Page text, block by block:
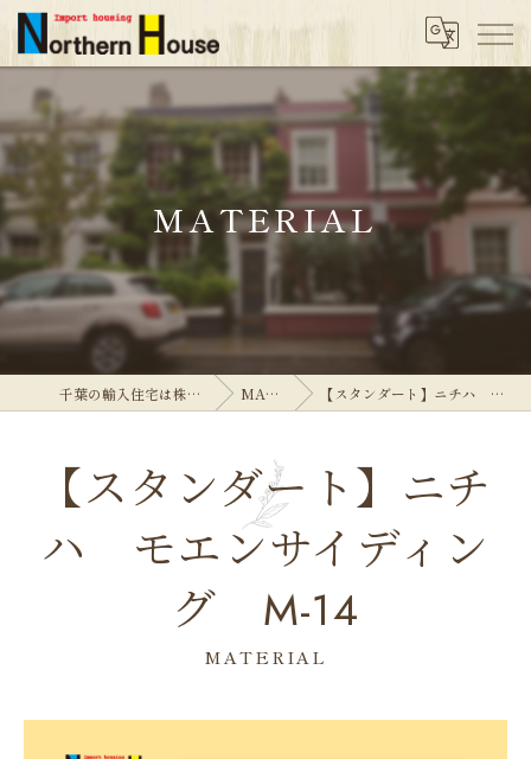
MATERIAL
千葉の輸入住宅は株式会社ノーザンハウス MATERIAL 【スタンダート】ニチハ モエンサイディング M-14
MATERIAL
【スタンダート】ニチ
ハ モエンサイディン
グ M-14